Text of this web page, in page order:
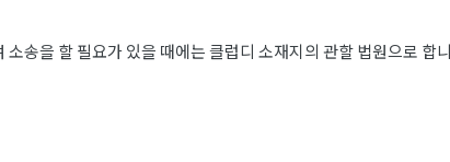
송을 할 필요가 있을 때에는 클럽디 소재지의 관할 법원으로 합